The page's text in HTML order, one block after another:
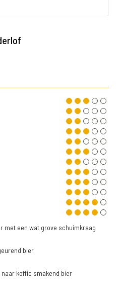
met een wat grove schuimkraag
bier
naar koffie smakend bier